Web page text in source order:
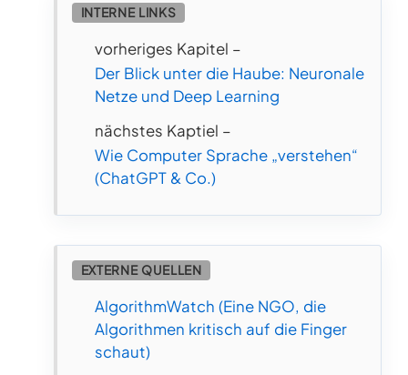
INTERNE LINKS
vorheriges Kapitel –
Der Blick unter die Haube: Neuronale
Netze und Deep Learning
nächstes Kaptiel –
Wie Computer Sprache „verstehen“
(ChatGPT & Co.)
EXTERNE QUELLEN
AlgorithmWatch (Eine NGO, die
Algorithmen kritisch auf die Finger
schaut)